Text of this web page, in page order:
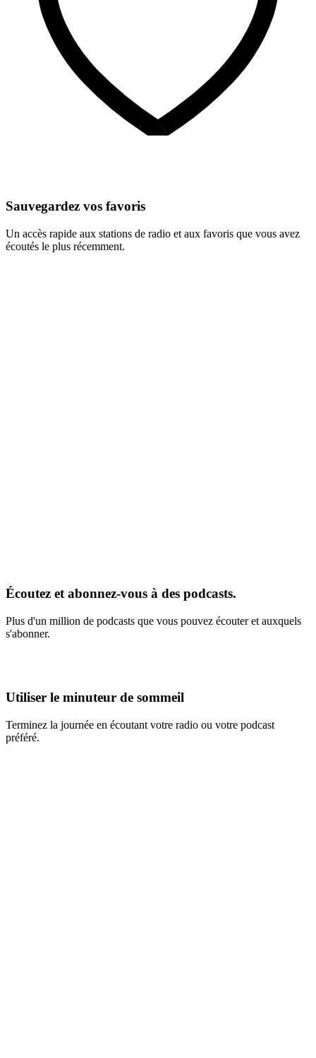
Sauvegardez vos favoris
Un accès rapide aux stations de radio et aux favoris que vous avez
écoutés le plus récemment.
Écoutez et abonnez-vous à des podcasts.
Plus d'un million de podcasts que vous pouvez écouter et auxquels
s'abonner.
Utiliser le minuteur de sommeil
Terminez la journée en écoutant votre radio ou votre podcast
préféré.